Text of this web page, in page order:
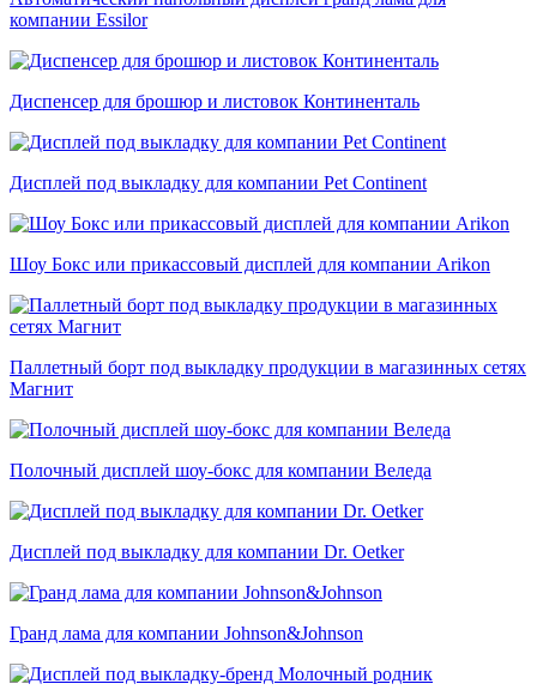
компании Essilor
Диспенсер для брошюр и листовок Континенталь
Дисплей под выкладку для компании Pet Continent
Шоу Бокс или прикассовый дисплей для компании Arikon
Паллетный борт под выкладку продукции в магазинных сетях
Магнит
Полочный дисплей шоу-бокс для компании Веледа
Дисплей под выкладку для компании Dr. Oetker
Гранд лама для компании Johnson&Johnson